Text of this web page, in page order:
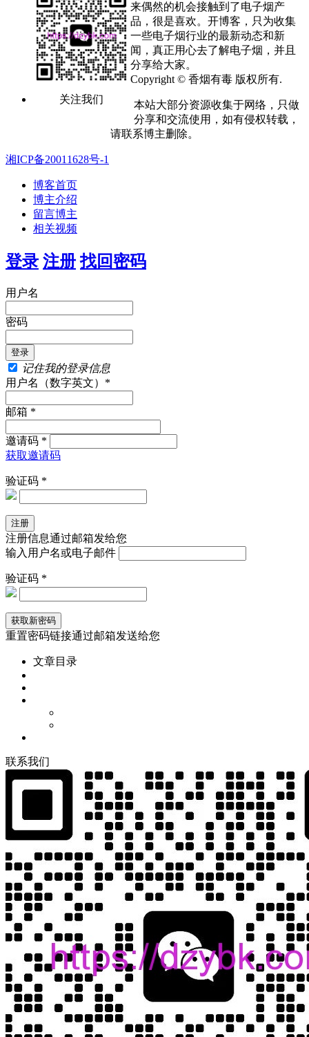
关注我们
来偶然的机会接触到了电子烟产
品，很是喜欢。开博客，只为收集
一些电子烟行业的最新动态和新
闻，真正用心去了解电子烟，并且
分享给大家。
Copyright © 香烟有毒 版权所有.
本站大部分资源收集于网络，只做
分享和交流使用，如有侵权转载，
请联系博主删除。
湘ICP备20011628号-1
博客首页
博主介绍
留言博主
相关视频
登录 注册 找回密码
用户名
密码
记住我的登录信息
用户名（数字英文）*
邮箱 *
邀请码 *
获取邀请码
验证码 *
注册信息通过邮箱发给您
输入用户名或电子邮件
验证码 *
重置密码链接通过邮箱发送给您
文章目录
联系我们